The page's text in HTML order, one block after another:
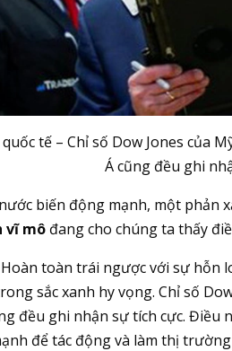
tế – Chỉ số Dow Jones của
Á cũng đều ghi
biến động mạnh, một phản
vĩ mô đang cho chúng ta thấy
Hoàn toàn trái ngược với sự hỗn
sắc xanh hy vọng. Chỉ số
đều ghi nhận sự tích cực.
để tác động và làm thị